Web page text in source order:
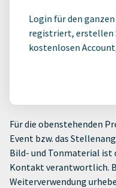
Login für den
registriert, erstellen
kostenlosen
Für die obenstehenden
Event bzw. das
Bild- und Tonmaterial ist
Kontakt verantwortlich.
Weiterverwendung